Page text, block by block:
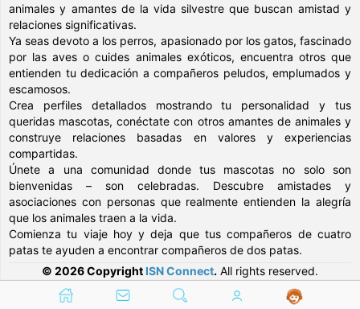
animales y amantes de la vida silvestre que buscan amistad y
relaciones significativas.
Ya seas devoto a los perros, apasionado por los gatos, fascinado
por las aves o cuides animales exóticos, encuentra otros que
entienden tu dedicación a compañeros peludos, emplumados y
escamosos.
Crea perfiles detallados mostrando tu personalidad y tus
queridas mascotas, conéctate con otros amantes de animales y
construye relaciones basadas en valores y experiencias
compartidas.
Únete a una comunidad donde tus mascotas no solo son
bienvenidas – son celebradas. Descubre amistades y
asociaciones con personas que realmente entienden la alegría
que los animales traen a la vida.
Comienza tu viaje hoy y deja que tus compañeros de cuatro
patas te ayuden a encontrar compañeros de dos patas.
© 2026 Copyright ISN Connect. All rights reserved.